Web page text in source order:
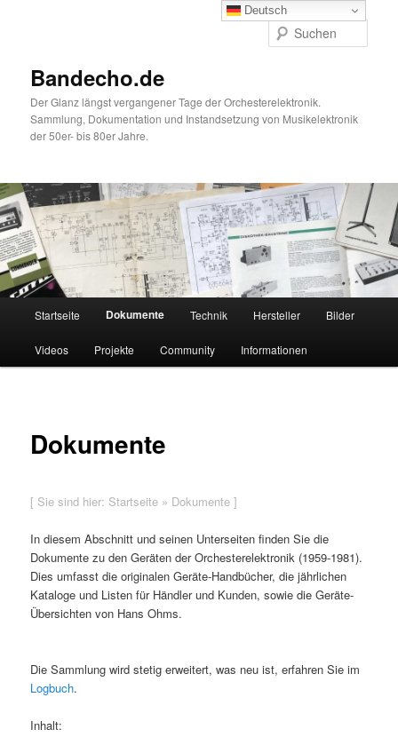
Bandecho.de
Der Glanz längst vergangener Tage der Orchesterelektronik.
Sammlung, Dokumentation und Instandsetzung von Musikelektronik
der 50er- bis 80er Jahre.
Startseite Dokumente Technik Hersteller Bilder
Videos Projekte Community Informationen
Dokumente
[ Sie sind hier: Startseite » Dokumente ]
In diesem Abschnitt und seinen Unterseiten finden Sie die
Dokumente zu den Geräten der Orchesterelektronik (1959-1981).
Dies umfasst die originalen Geräte-Handbücher, die jährlichen
Kataloge und Listen für Händler und Kunden, sowie die Geräte-
Übersichten von Hans Ohms.
Die Sammlung wird stetig erweitert, was neu ist, erfahren Sie im
Logbuch.
Inhalt:
Deutsch